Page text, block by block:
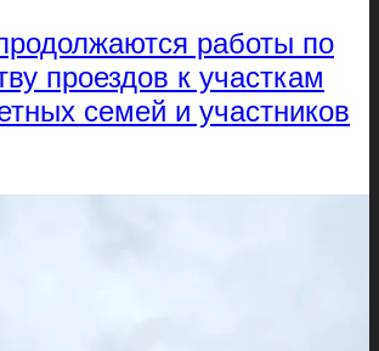
работы по
проездов к участкам
семей и участников